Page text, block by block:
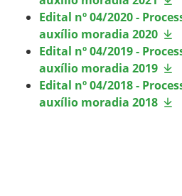
Edital nº 04/2020 -
auxílio moradia 2020
Edital nº 04/2019 -
auxílio moradia 2019
Edital nº 04/2018 -
auxílio moradia 2018